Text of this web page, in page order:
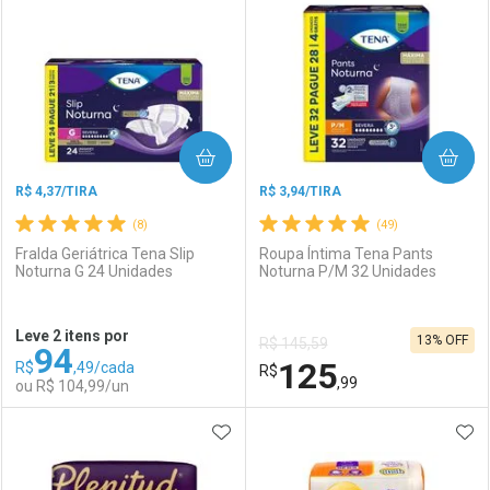
Comprar sem Desconto
Por R$ 123,91/cada
Comprar sem Desconto
Por R$ 123,91/cada
Laboratório
Comprar sem Desconto
Por R$ 115,24/cada
Por Menos
Comprar sem Desconto
Por R$ 115,24/cada
(8)
R$ 4,37/TIRA
Fralda Geriátrica Tena Slip
Noturna G 24 Unidades
Leve 2 itens por
R$94,49/cada
ou R$ 104,99/un
COMPRAR
(49)
R$ 3,94/TIRA
Roupa Íntima Tena Pants
Noturna P/M 32 Unidades
R$ 145,59
R$125,99
13% OFF
COMPRAR
ADICIONAR AOS FAVORITOS